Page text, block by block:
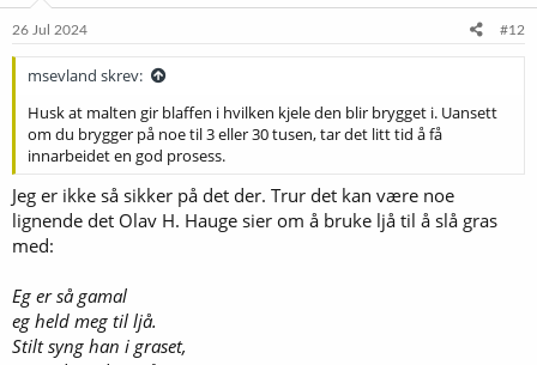
e
26 Jul 2024 #12
msevland skrev:
Husk at malten gir blaffen i hvilken kjele den blir brygget i. Uansett
om du brygger på noe til 3 eller 30 tusen, tar det litt tid å få
innarbeidet en god prosess.
Jeg er ikke så sikker på det der. Trur det kan være noe
lignende det Olav H. Hauge sier om å bruke ljå til å slå gras
med:
Eg er så gamal
eg held meg til ljå.
Stilt syng han i graset,